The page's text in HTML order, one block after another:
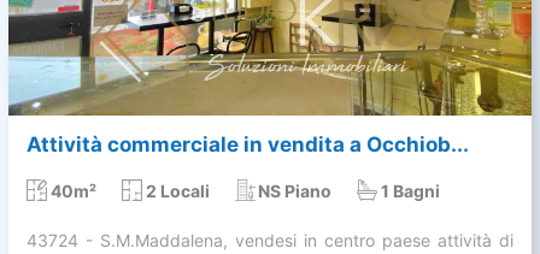
Attività commerciale in vendita a Occhiob...
40m² 2 Locali NS Piano 1 Bagni
43724 - S.M.Maddalena, vendesi in centro paese attività di